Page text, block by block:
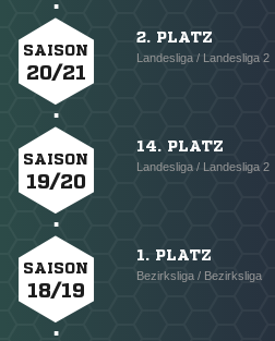
SAISON
20/21
2. PLATZ
Landesliga / Landesliga 2
SAISON
19/20
14. PLATZ
Landesliga / Landesliga 2
SAISON
18/19
1. PLATZ
Bezirksliga / Bezirksliga